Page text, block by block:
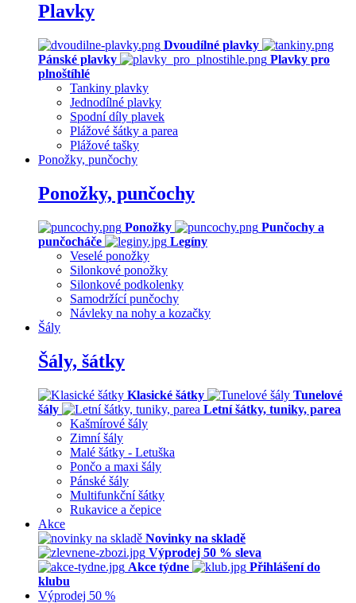
Plavky
Dvoudílné plavky
Pánské plavky
Plavky pro
plnoštíhlé
Tankiny plavky
Jednodílné plavky
Spodní díly plavek
Plážové šátky a parea
Plážové tašky
Ponožky, punčochy
Ponožky, punčochy
Ponožky
Punčochy a
punčocháče
Legíny
Veselé ponožky
Silonkové ponožky
Silonkové podkolenky
Samodržící punčochy
Návleky na nohy a kozačky
Šály
Šály, šátky
Klasické šátky
Tunelové
šály
Letní šátky, tuniky, parea
Kašmírové šály
Zimní šály
Malé šátky - Letuška
Pončo a maxi šály
Pánské šály
Multifunkční šátky
Rukavice a čepice
Akce
Novinky na skladě
Výprodej 50 % sleva
Akce týdne
Přihlášení do
klubu
Výprodej 50 %